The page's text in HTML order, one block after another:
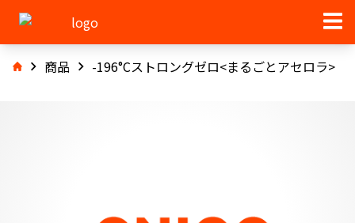
商品 -196°Cストロングゼロ<まるごとアセロラ>